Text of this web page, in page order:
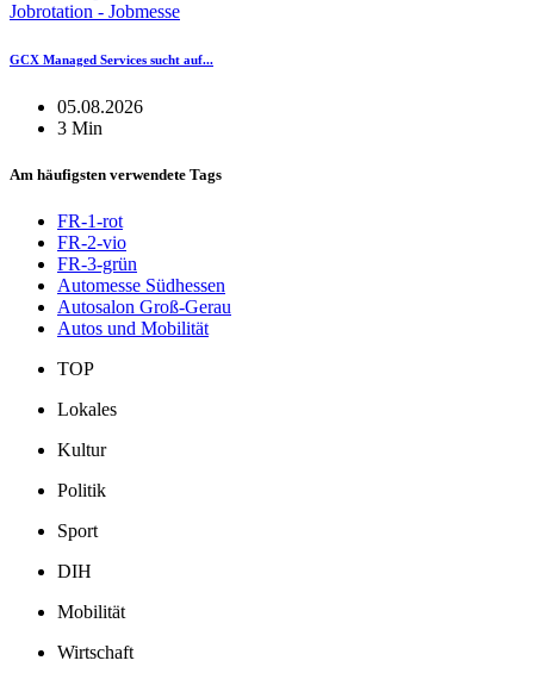
Jobrotation - Jobmesse
GCX Managed Services sucht auf...
05.08.2026
3 Min
Am häufigsten verwendete Tags
FR-1-rot
FR-2-vio
FR-3-grün
Automesse Südhessen
Autosalon Groß-Gerau
Autos und Mobilität
TOP
Lokales
Kultur
Politik
Sport
DIH
Mobilität
Wirtschaft